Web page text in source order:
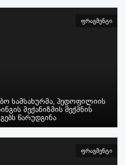
ფრაგმენტი
სამსახურმა, პედოფილიის
მექანიზმის შექმნის
წარუდგინა
ფრაგმენტი